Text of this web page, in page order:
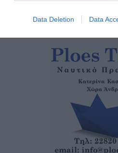
Data Deletion Data